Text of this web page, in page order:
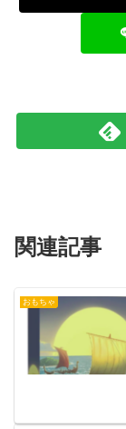
関連記事
おもちゃ